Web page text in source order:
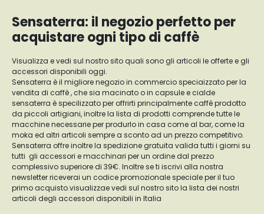
Sensaterra: il negozio perfetto per
acquistare ogni tipo di caffè
Visualizza e vedi sul nostro sito quali sono gli articoli le offerte e gli
accessori disponibili oggi.
Sensaterra è il migliore negozio in commercio speciaizzato per la
vendita di caffè , che sia macinato o in capsule e cialde
sensaterra è specilizzato per offrirti principalmente caffè prodotto
da piccoli artigiani, inoltre la lista di prodotti comprende tutte le
macchine necessarie per produrlo in casa come al bar, come la
moka ed altri articoli sempre a sconto ad un prezzo competitivo.
Sensaterra offre inoltre la spedizione gratuita valida tutti i giorni su
tutti gli accessori e macchinari per un ordine dal prezzo
complessivo superiore di 39€. Inoltre se ti iscrivi alla nostra
newsletter riceverai un codice promozionale speciale per il tuo
primo acquisto.visualizzae vedi sul nostro sito la lista dei nostri
articoli degli accessori disponibili in Italia